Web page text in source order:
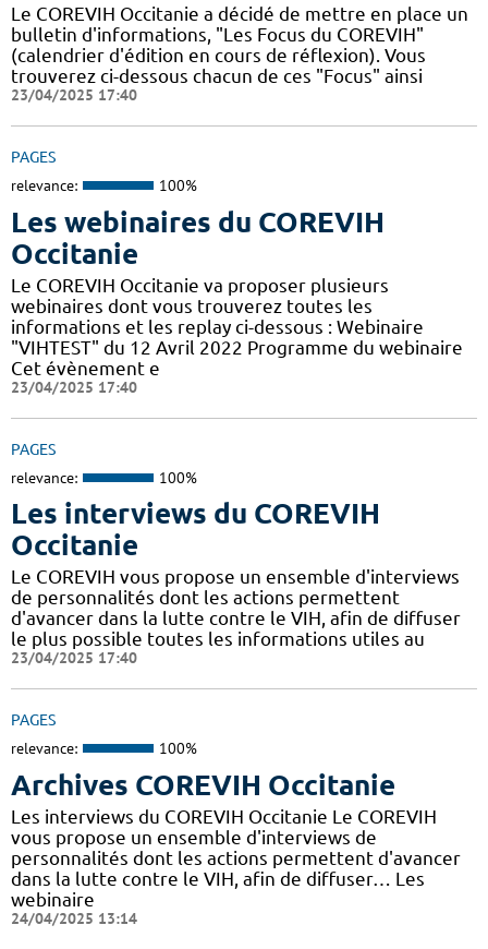
Le COREVIH Occitanie a décidé de mettre en place un
bulletin d'informations, "Les Focus du COREVIH"
(calendrier d'édition en cours de réflexion). Vous
trouverez ci-dessous chacun de ces "Focus" ainsi
23/04/2025 17:40
PAGES
relevance: 100%
Les webinaires du COREVIH
Occitanie
Le COREVIH Occitanie va proposer plusieurs
webinaires dont vous trouverez toutes les
informations et les replay ci-dessous : Webinaire
"VIHTEST" du 12 Avril 2022 Programme du webinaire
Cet évènement e
23/04/2025 17:40
PAGES
relevance: 100%
Les interviews du COREVIH
Occitanie
Le COREVIH vous propose un ensemble d'interviews
de personnalités dont les actions permettent
d'avancer dans la lutte contre le VIH, afin de diffuser
le plus possible toutes les informations utiles au
23/04/2025 17:40
PAGES
relevance: 100%
Archives COREVIH Occitanie
Les interviews du COREVIH Occitanie Le COREVIH
vous propose un ensemble d'interviews de
personnalités dont les actions permettent d'avancer
dans la lutte contre le VIH, afin de diffuser… Les
webinaire
24/04/2025 13:14